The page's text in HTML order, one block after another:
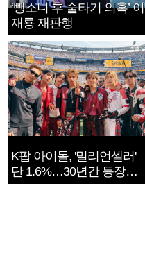
‘뺑소니 후 술타기 의혹’ 이
재룡 재판행
K팝 아이돌, '밀리언셀러'
단 1.6%…30년간 등장
1182개팀 전수조사